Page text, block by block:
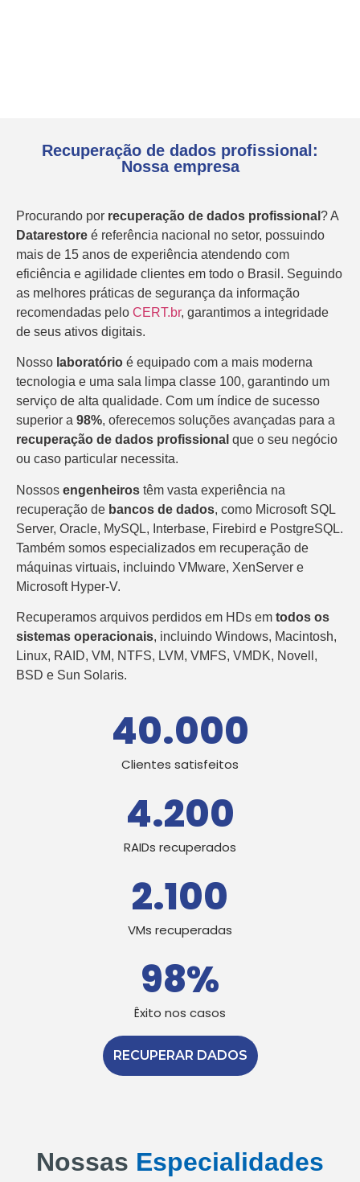
Recuperação de dados profissional:
Nossa empresa
Procurando por recuperação de dados profissional ? A
Datarestore é referência nacional no setor, possuindo
mais de 15 anos de experiência atendendo com
eficiência e agilidade clientes em todo o Brasil. Seguindo
as melhores práticas de segurança da informação
recomendadas pelo CERT.br, garantimos a integridade
de seus ativos digitais.
Nosso laboratório é equipado com a mais moderna
tecnologia e uma sala limpa classe 100, garantindo um
serviço de alta qualidade. Com um índice de sucesso
superior a 98%, oferecemos soluções avançadas para a
recuperação de dados profissional que o seu negócio
ou caso particular necessita.
Nossos engenheiros têm vasta experiência na
recuperação de bancos de dados, como Microsoft SQL
Server, Oracle, MySQL, Interbase, Firebird e PostgreSQL.
Também somos especializados em recuperação de
máquinas virtuais, incluindo VMware, XenServer e
Microsoft Hyper-V.
Recuperamos arquivos perdidos em HDs em todos os
sistemas operacionais, incluindo Windows, Macintosh,
Linux, RAID, VM, NTFS, LVM, VMFS, VMDK, Novell,
BSD e Sun Solaris.
Clientes satisfeitos
40.000
RAIDs recuperados
4.200
VMs recuperadas
2.100
Êxito nos casos
98%
RECUPERAR DADOS
Nossas Especialidades